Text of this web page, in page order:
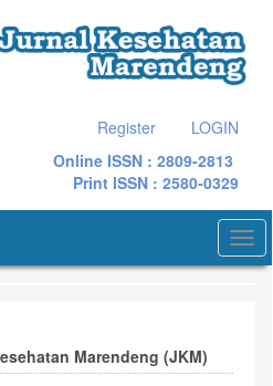
Register
LOGIN
Online ISSN : 2809-2813
Print ISSN : 2580-0329
Marendeng (JKM)